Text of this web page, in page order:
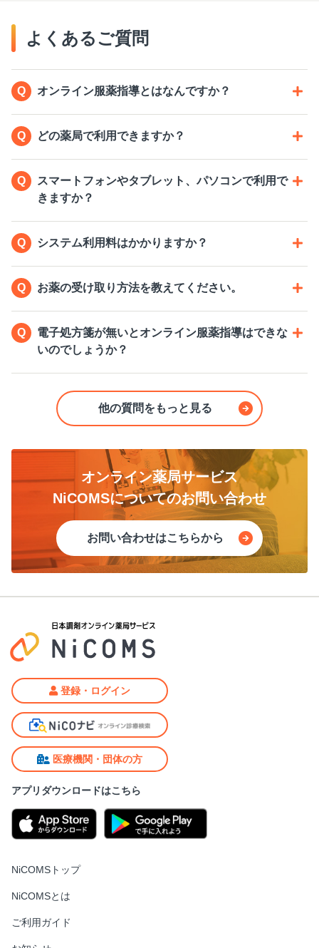
よくあるご質問
オンライン服薬指導とはなんですか？
どの薬局で利用できますか？
スマートフォンやタブレット、パソコンで利用で
きますか？
システム利用料はかかりますか？
お薬の受け取り方法を教えてください。
電子処方箋が無いとオンライン服薬指導はできな
いのでしょうか？
他の質問をもっと見る
オンライン薬局サービス
NiCOMSについてのお問い合わせ
お問い合わせはこちらから
登録・ログイン
医療機関・団体の方
アプリダウンロードはこちら
NiCOMSトップ
NiCOMSとは
ご利用ガイド